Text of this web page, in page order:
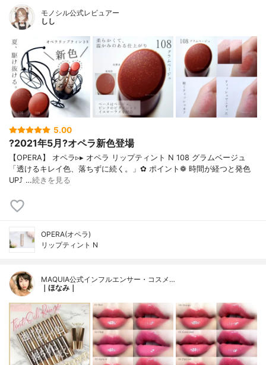
モノシル公式レビュアー
しし
5.00
?2021年5月?オペラ新色登場
【OPERA】 オペラ▹▸ オペラ リップティント N 108 グラムベージュ
「透けるキレイ色、落ちずに続く。」✿ ポイント❁︎ 時間が経つと発色
UP⤴ …続きを見る
OPERA(オペラ)
リップティント N
MAQUIA公式インフルエンサー・コスメ…
｜ほなみ｜